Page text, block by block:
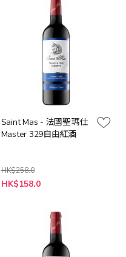
Saint Mas - 法國聖瑪仕
Master 329自由紅酒
HK$258.0
特
殊
HK$158.0